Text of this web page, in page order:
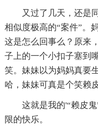
又过了几天，还是
相似度极高的“案件”。
这是怎么回事么？原来
子上的一个小扣子塞到
笑。妹妹以为妈妈真要
哈，妹妹可真是个笑赖皮
这就是我的'“赖皮
限的快乐。